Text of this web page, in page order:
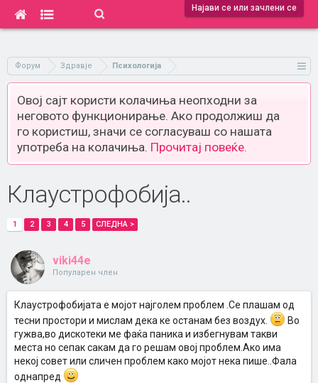
Најави се или зачлени се
Форум Здравје Психологија
Овој сајт користи колачиња неопходни за
неговото функционирање. Ако продолжиш да
го користиш, значи се согласуваш со нашата
употреба на колачиња. Прочитај повеќе.
Клаустрофобија..
1 2 3 4 5 СЛЕДНА >
viki44e
Популарен член
Клаустрофобијата е мојот најголем проблем .Се плашам од
тесни простори и мислам дека ке останам без воздух.
Во
гужва,во дискотеки ме фаќа паника и избегнувам такви
места но сепак сакам да го решам овој проблем.Ако има
некој совет или сличен проблем како мојот нека пише..Фала
однапред